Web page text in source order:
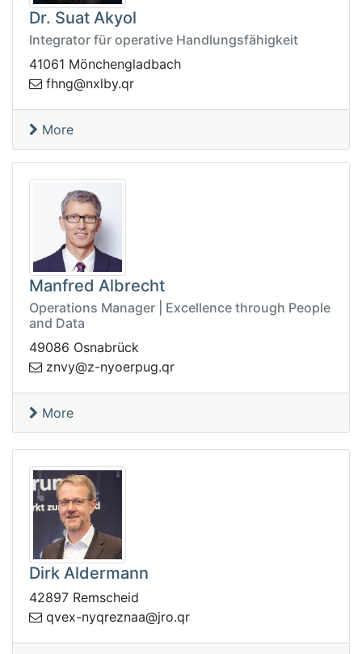
Dr. Suat Akyol
Integrator für operative Handlungsfähigkeit
41061 Mönchengladbach
rq.yblxn
@gnhf
More
Manfred Albrecht
Operations Manager | Excellence through People
and Data
49086 Osnabrück
rq.gupreoyn-
z@yvnz
More
Dirk Aldermann
42897 Remscheid
rq.orj@
aanzerqyn-xevq